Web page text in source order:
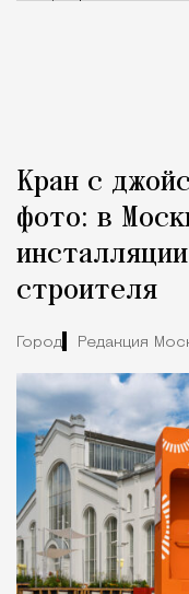
Кран с
фото: в
строителя
Город Редакция